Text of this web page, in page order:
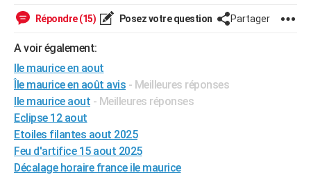
Alimentation
Guide de la santé
Maladies
Médicaments
Sommeil
VOYAGE
Destinations
City break
Voyage nature
Voyage de noces
Forum
Climat
+
GUIDES D'ACHAT
BONS PLANS
CARTE DE VOEUX
Carte de Noël
Carte Bonne année
Carte Saint-Valentin
Carte Pâques
Carte d'anniversaire
DICTIONNAIRE
Répondre (15) Posez votre question Partager
A voir également:
Ile maurice en aout
Île maurice en août avis - Meilleures réponses
Ile maurice aout - Meilleures réponses
Eclipse 12 aout
Etoiles filantes aout 2025
Feu d'artifice 15 aout 2025
Décalage horaire france ile maurice